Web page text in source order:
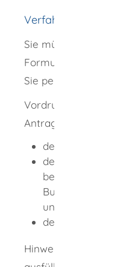
Verfahrensablauf
Sie müssen die
Formular
Sie persönlich
Vordrucke und
Antragstellung
der
den
Bundesrepublik
und
den
Hinweis: